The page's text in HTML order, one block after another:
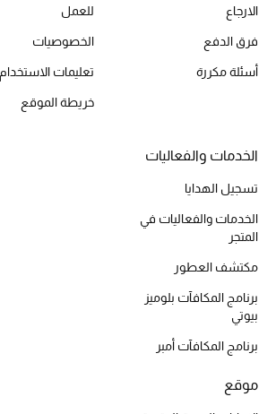
دليل ملتزمات الحقائب
أبرز الحقائب
تسوقوا الحقائب
الموسم الجديد
أحذية النسائية
الارجاع
فرق الدفع
أسئلة مكررة
للعمل
الخصوصيات
تعليمات الاستخدام
خريطة الموقع
الخدمات والفعاليات
تسجيل الهدايا
الخدمات والفعاليات في
المتجر
مكتشف العطور
برنامج المكافآت بلوميز
بيوتي
برنامج المكافآت أمبر
موقع